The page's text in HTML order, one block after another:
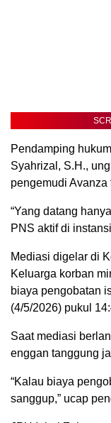
‎Pendamping
Syahrizal, S.H.,
pengemudi
‎“Yang datang
PNS aktif di
‎Mediasi digelar di
Keluarga korban
biaya pengobatan
(4/5/2026) pukul
‎Saat mediasi
enggan tanggung
‎“Kalau biaya
sanggup,” ucap